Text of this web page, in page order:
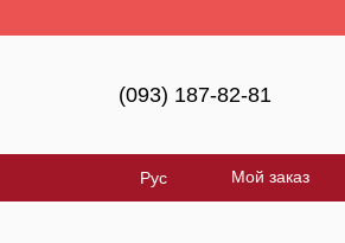
(093) 187-82-81
Рус Мой заказ